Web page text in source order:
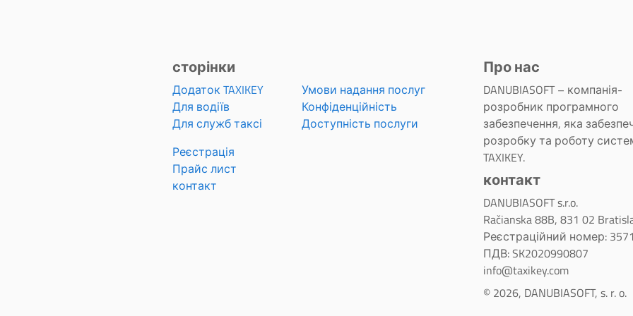
сторінки
Додаток TAXIKEY
Для водіїв
Для служб таксі
Реєстрація
Прайс лист
контакт
Умови надання послуг
Конфіденційність
Доступність послуги
Про нас
DANUBIASOFT – компанія-
розробник програмного
забезпечення, яка
розробку та роботу
TAXIKEY.
контакт
DANUBIASOFT s.r.o.
Račianska 88B, 831 02
Реєстраційний номер:
ПДВ: SK2020990807
info@taxikey.com
© 2026, DANUBIASOFT, s. r. o.